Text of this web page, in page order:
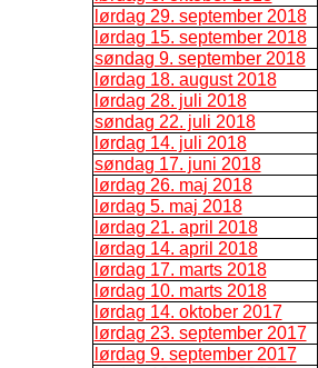
lørdag 29. september 2018
lørdag 15. september 2018
søndag 9. september 2018
lørdag 18. august 2018
lørdag 28. juli 2018
søndag 22. juli 2018
lørdag 14. juli 2018
søndag 17. juni 2018
lørdag 26. maj 2018
lørdag 5. maj 2018
lørdag 21. april 2018
lørdag 14. april 2018
lørdag 17. marts 2018
lørdag 10. marts 2018
lørdag 14. oktober 2017
lørdag 23. september 2017
lørdag 9. september 2017